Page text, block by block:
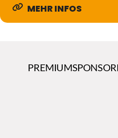
MEHR INFOS